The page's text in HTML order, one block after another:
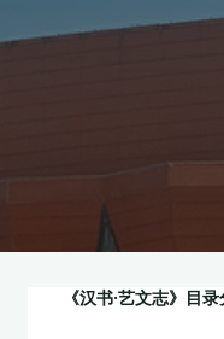
《汉书·艺文志》目